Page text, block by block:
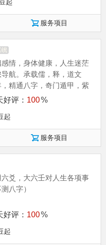
起
服务项目
情，身体健康，人生迷茫
航。承载儒，释，道文
精通八字，奇门遁甲，紫
二十余年预测经验，竭诚
： 100%
起
服务项目
爻，大六壬对人生各项事
八字）
： 100%
起